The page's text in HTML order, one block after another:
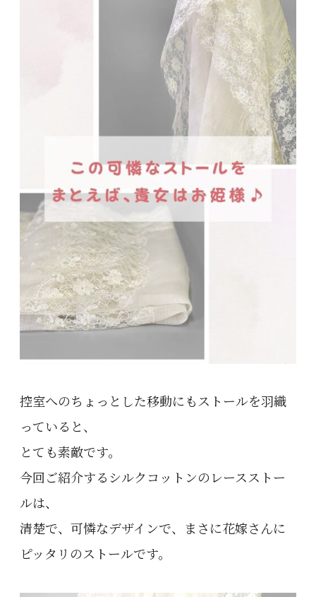
控室へのちょっとした移動にもストールを羽織
っていると、
とても素敵です。
今回ご紹介するシルクコットンのレースストー
ルは、
清楚で、可憐なデザインで、まさに花嫁さんに
ピッタリのストールです。